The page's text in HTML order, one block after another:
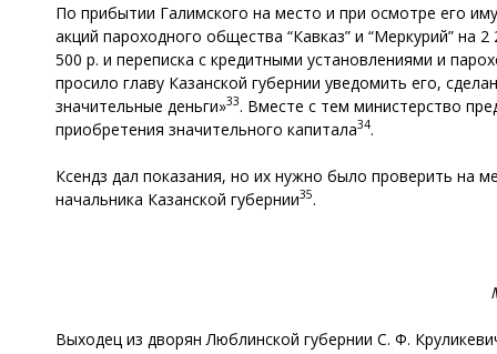
По прибытии Галимского на место и при осмотре его
акций пароходного общества “Кавказ” и “Меркурий” на
500 р. и переписка с кредитными установлениями и
просило главу Казанской губернии уведомить его,
значительные деньги»33. Вместе с тем министерство
приобретения значительного капитала34.
Ксендз дал показания, но их нужно было проверить на
начальника Казанской губернии35.
Выходец из дворян Люблинской губернии С. Ф.